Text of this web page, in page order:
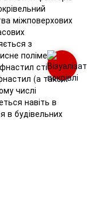
міжповерхових
з
полімерне
стійкий до
(а також
числі
навіть в
в будівельних